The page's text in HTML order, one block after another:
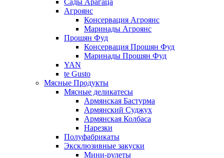
Сады Арагаца
Агроянс
Консервация Агроянс
Маринады Агроянс
Прошян Фуд
Консервация Прошян Фуд
Маринады Прошян Фуд
YAN
te Gusto
Мясные Продукты
Мясные деликатесы
Армянская Бастурма
Армянский Суджух
Армянская Колбаса
Нарезки
Полуфабрикаты
Эксклюзивные закуски
Мини-рулеты